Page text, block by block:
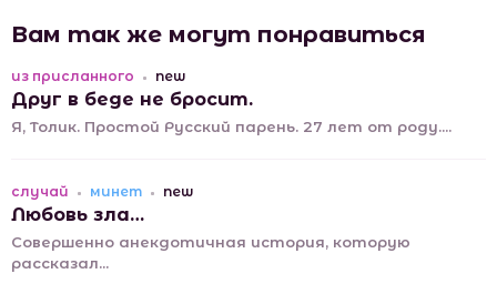
Вам так же могут понравиться
из присланного new
Друг в беде не бросит.
Я, Толик. Простой Русский парень. 27 лет от роду....
случай минет new
Любовь зла…
Совершенно анекдотичная история, которую
рассказал...